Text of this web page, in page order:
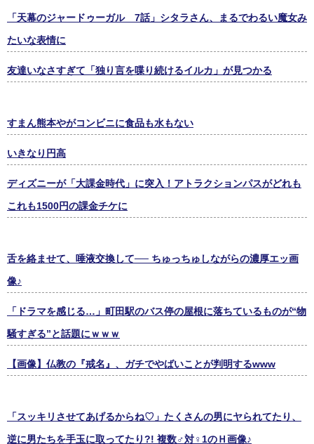
「天幕のジャードゥーガル 7話」シタラさん、まるでわるい魔女み
たいな表情に
友達いなさすぎて「独り言を喋り続けるイルカ」が見つかる
すまん熊本やがコンビニに食品も水もない
いきなり円高
ディズニーが「大課金時代」に突入！アトラクションパスがどれも
これも1500円の課金チケに
舌を絡ませて、唾液交換して── ちゅっちゅしながらの濃厚エッ画
像♪
「ドラマを感じる…」町田駅のバス停の屋根に落ちているものが“物
騒すぎる”と話題にｗｗｗ
【画像】仏教の『戒名』、ガチでやばいことが判明するwww
「スッキリさせてあげるからね♡」たくさんの男にヤられてたり、
逆に男たちを手玉に取ってたり?! 複数♂対♀1のＨ画像♪